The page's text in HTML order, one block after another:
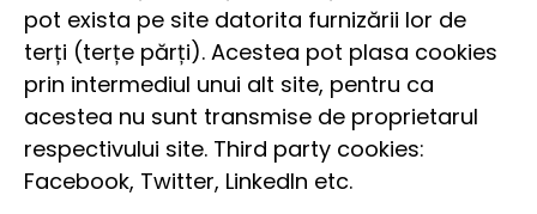
pot exista pe site datorita furnizării lor de
terți (terțe părți). Acestea pot plasa cookies
prin intermediul unui alt site, pentru ca
acestea nu sunt transmise de proprietarul
respectivului site. Third party cookies:
Facebook, Twitter, LinkedIn etc.